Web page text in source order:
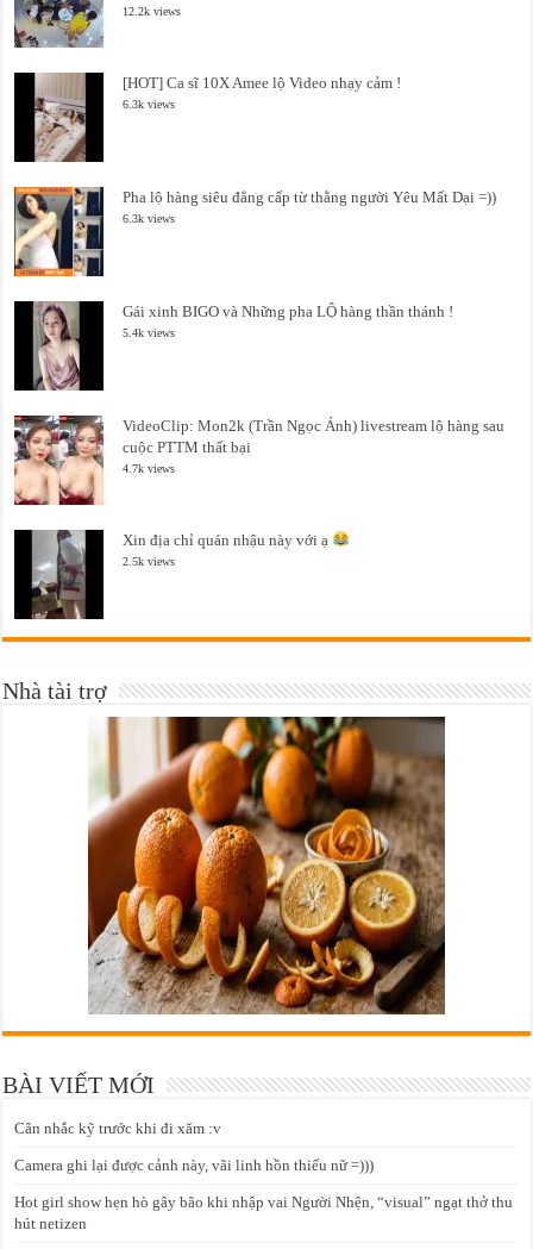
12.2k views
[HOT] Ca sĩ 10X Amee lộ Video nhạy cảm !
6.3k views
Pha lộ hàng siêu đẳng cấp từ thằng người Yêu Mất Dại =))
6.3k views
Gái xinh BIGO và Những pha LỘ hàng thần thánh !
5.4k views
VideoClip: Mon2k (Trần Ngọc Ánh) livestream lộ hàng sau
cuộc PTTM thất bại
4.7k views
Xin địa chỉ quán nhậu này với ạ
2.5k views
Nhà tài trợ
BÀI VIẾT MỚI
Cân nhắc kỹ trước khi đi xăm :v
Camera ghi lại được cảnh này, vãi linh hồn thiếu nữ =)))
Hot girl show hẹn hò gây bão khi nhập vai Người Nhện, “visual” ngạt thở thu
hút netizen